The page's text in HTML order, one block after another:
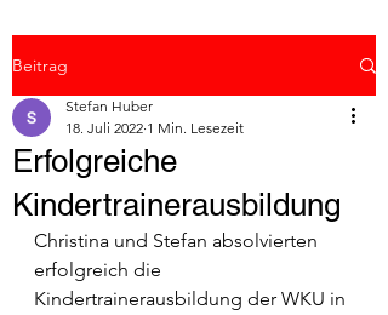
Beitrag
Erfolgreiche
Kindertrainerausbildung
Stefan Huber
18. Juli 2022 1 Min. Lesezeit
Christina und Stefan absolvierten
erfolgreich die
Kindertrainerausbildung der WKU in